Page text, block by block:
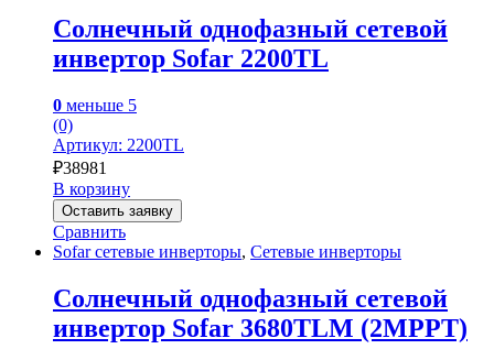
Солнечный однофазный сетевой
инвертор Sofar 2200TL
0 меньше 5
(0)
Артикул: 2200TL
₽38981
В корзину
Оставить заявку
Сравнить
Sofar сетевые инверторы, Сетевые инверторы
Солнечный однофазный сетевой
инвертор Sofar 3680TLM (2MPPT)